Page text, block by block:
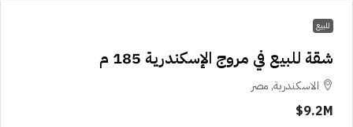
للبيع
شقة للبيع في مروج الإسكندرية 185 م
الاسكندرية, مصر
9.2M$